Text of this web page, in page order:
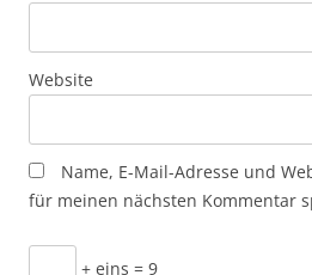
Website
Name, E-Mail-Adresse und
für meinen nächsten Kommentar
+ eins = 9